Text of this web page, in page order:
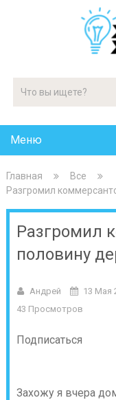
Меню
Главная
Все
Разгромил
Разгромил
половину
Андрей 13 Мая
43 Просмотров
Подписаться
Захожу я вчера